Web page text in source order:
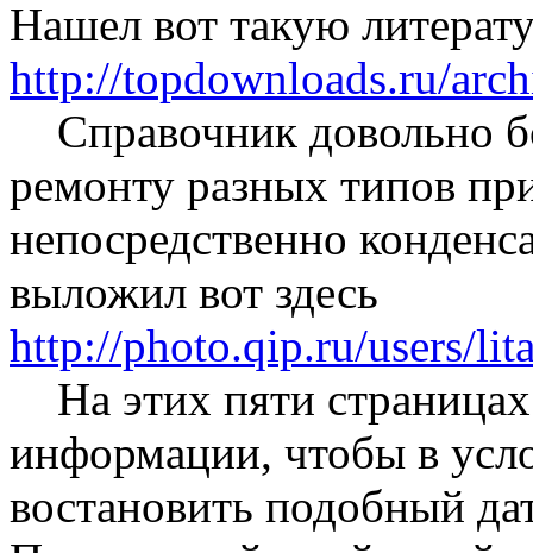
Нашел вот такую
http://topdownloads.ru/
Справочник довольно
ремонту разных типов
непосредственно
выложил вот здесь
http://photo.qip.ru/users/
На этих пяти
информации, чтобы в
востановить подобный